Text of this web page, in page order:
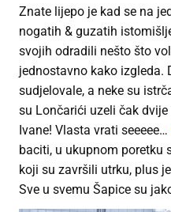
Znate lijepo je kad se na
nogatih & guzatih
svojih odradili nešto što
jednostavno kako izgleda.
sudjelovale, a neke su
su Lončarići uzeli čak
Ivane! Vlasta vrati seeeee…
baciti, u ukupnom poretku
koji su završili utrku, plus
Sve u svemu Šapice su